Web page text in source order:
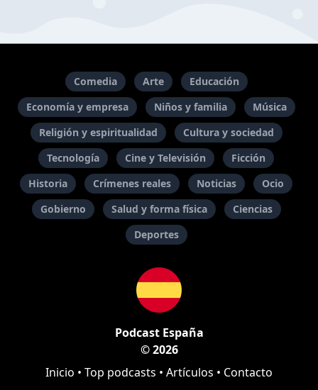
Comedia Arte
Educación
Economía y empresa
Niños y familia
Música
Religión y espiritualidad
Cultura y sociedad
Tecnología
Cine y Televisión
Ficción
Historia
Crímenes reales Noticias
Ocio
Gobierno
Salud y forma física
Ciencias
Deportes
Podcast España
© 2026
Inicio • Top podcasts • Artículos • Contacto